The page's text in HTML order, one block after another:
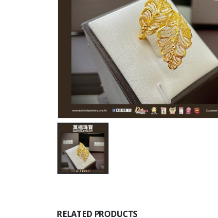
RELATED PRODUCTS